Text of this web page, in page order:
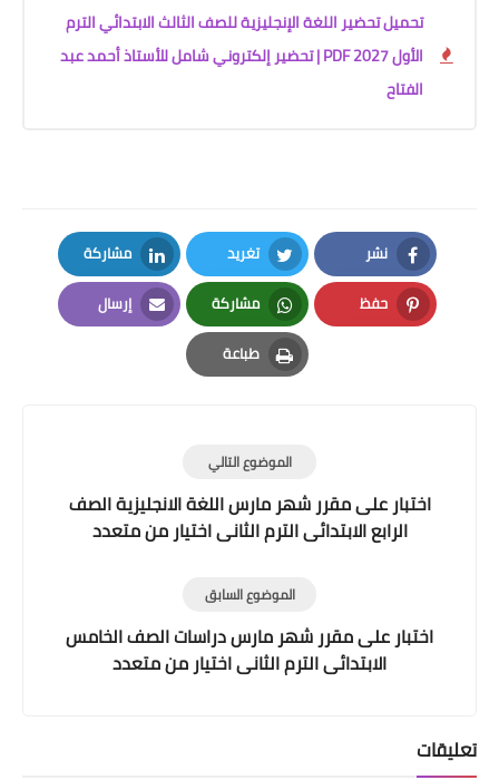
تحميل تحضير اللغة الإنجليزية للصف الثالث الابتدائي الترم
الأول 2027 PDF | تحضير إلكتروني شامل للأستاذ أحمد عبد
الفتاح
نشر
Facebook
تغريد
Twitter
مشاركة
LinkedIn
حفظ
Pinterest
مشاركة
Whatsapp
إرسال
Email
طباعة
Print
الموضوع التالي
اختبار على مقرر شهر مارس اللغة الانجليزية الصف
الرابع الابتدائى الترم الثانى اختيار من متعدد
الموضوع السابق
اختبار على مقرر شهر مارس دراسات الصف الخامس
الابتدائى الترم الثانى اختيار من متعدد
تعليقات